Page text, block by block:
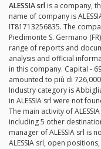
ALESSIA srl is a company,
name of company is
IT81713256835. The
Piedimonte S. Germano
range of reports and
analysis and official
in this company. Capital -
amounted to più di
Industry category is
in ALESSIA srl were not
The main activity of
including 5 other
manager of ALESSIA srl is
ALESSIA srl, open